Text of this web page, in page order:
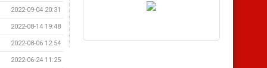
2022-09-04 20:31
2022-08-14 19:48
2022-08-06 12:54
2022-06-24 11:25